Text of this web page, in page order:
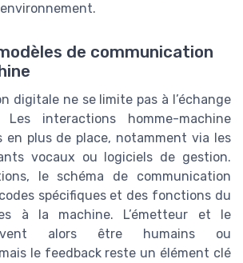
de communication
digitale ne se limite pas à l’échange
interactions homme-machine
en plus de place, notamment via les
vocaux ou logiciels de gestion.
le schéma de communication
spécifiques et des fonctions du
à la machine. L’émetteur et le
alors être humains ou
le feedback reste un élément clé